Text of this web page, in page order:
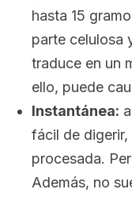
hasta 15
parte celulosa
traduce en un
ello, puede
Instantánea:
fácil de
procesada.
Además, no